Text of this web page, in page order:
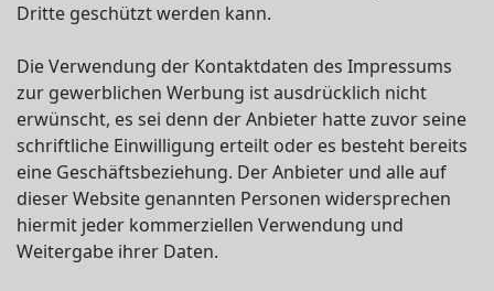
Dritte geschützt werden kann.
Die Verwendung der Kontaktdaten des Impressums
zur gewerblichen Werbung ist ausdrücklich nicht
erwünscht, es sei denn der Anbieter hatte zuvor seine
schriftliche Einwilligung erteilt oder es besteht bereits
eine Geschäftsbeziehung. Der Anbieter und alle auf
dieser Website genannten Personen widersprechen
hiermit jeder kommerziellen Verwendung und
Weitergabe ihrer Daten.